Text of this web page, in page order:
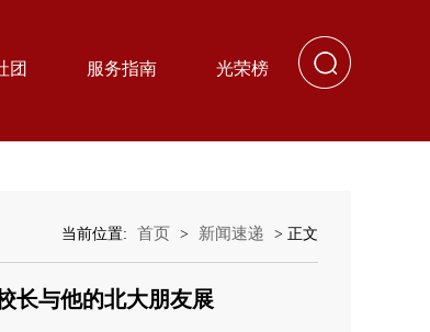
团 服务指南 光荣榜
当前位置: 首页 > 新闻速递 > 正文
长与他的北大朋友展